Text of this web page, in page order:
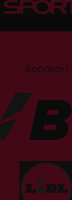
Sponsori